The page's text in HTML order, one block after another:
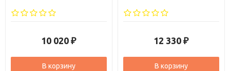
10 020 ₽
В корзину
12 330 ₽
В корзину